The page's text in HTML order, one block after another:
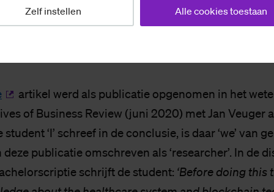
Zelf instellen Alle cookies toestaan
artikel werd als publicatie opgenomen in het
of Business Review (juni 2020) met Jan Veuger
student ‘I’ schreef in de conclusie, is daar ‘we’ van
publicatie omschreven als ‘researcher’. In de
schrijft de student: ‘Before doing this